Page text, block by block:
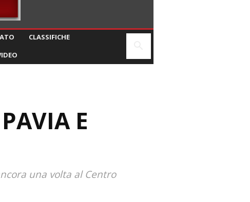
CLASSIFICHE
E
una volta al Centro